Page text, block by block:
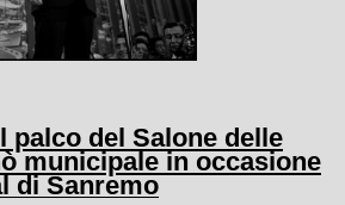
palco del Salone delle
municipale in occasione
di Sanremo